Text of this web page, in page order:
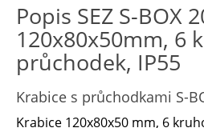
Popis SEZ S-BOX
120x80x50mm, 6
průchodek, IP55
Krabice s průchodkami S-
Krabice 120x80x50 mm, 6